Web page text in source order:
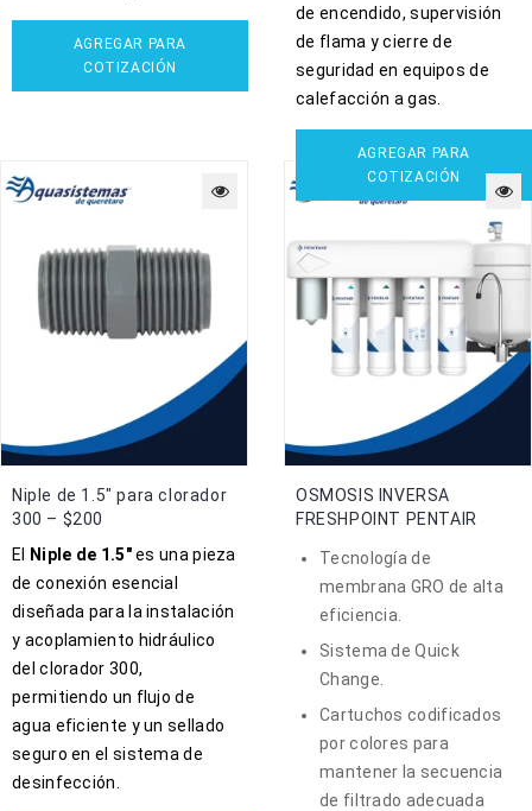
AGREGAR PARA
COTIZACIÓN
de encendido, supervisión
de flama y cierre de
seguridad en equipos de
calefacción a gas.
AGREGAR PARA
COTIZACIÓN
Niple de 1.5″ para clorador
300 – $200
El
Niple de 1.5″es una pieza
de conexión esencial
diseñada para la instalación
y acoplamiento hidráulico
del clorador 300,
permitiendo un flujo de
agua eficiente y un sellado
seguro en el sistema de
desinfección.
OSMOSIS INVERSA
FRESHPOINT PENTAIR
Tecnología de
membrana GRO de alta
eficiencia.
Sistema de Quick
Change.
Cartuchos codificados
por colores para
mantener la secuencia
de filtrado adecuada